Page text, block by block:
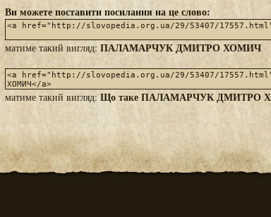
Ви можете поставити посилання на це слово:
матиме такий вигляд: ПАЛАМАРЧУК ДМИТРО ХОМИЧ
матиме такий вигляд:Що таке ПАЛАМАРЧУК ДМИТРО